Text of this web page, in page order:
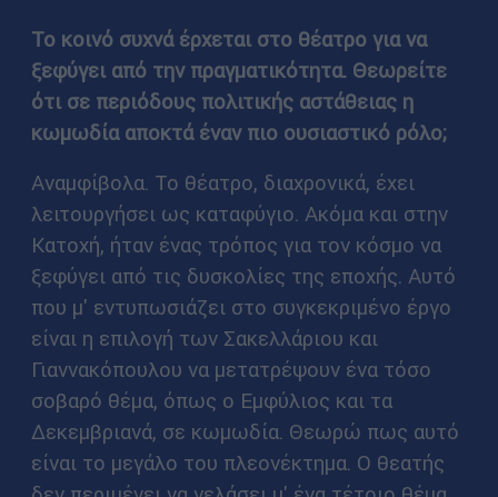
Το κοινό συχνά έρχεται στο θέατρο για να
ξεφύγει από την πραγματικότητα. Θεωρείτε
ότι σε περιόδους πολιτικής αστάθειας η
κωμωδία αποκτά έναν πιο ουσιαστικό ρόλο;
Αναμφίβολα. Το θέατρο, διαχρονικά, έχει
λειτουργήσει ως καταφύγιο. Ακόμα και στην
Κατοχή, ήταν ένας τρόπος για τον κόσμο να
ξεφύγει από τις δυσκολίες της εποχής. Αυτό
που μ' εντυπωσιάζει στο συγκεκριμένο έργο
είναι η επιλογή των Σακελλάριου και
Γιαννακόπουλου να μετατρέψουν ένα τόσο
σοβαρό θέμα, όπως ο Εμφύλιος και τα
Δεκεμβριανά, σε κωμωδία. Θεωρώ πως αυτό
είναι το μεγάλο του πλεονέκτημα. Ο θεατής